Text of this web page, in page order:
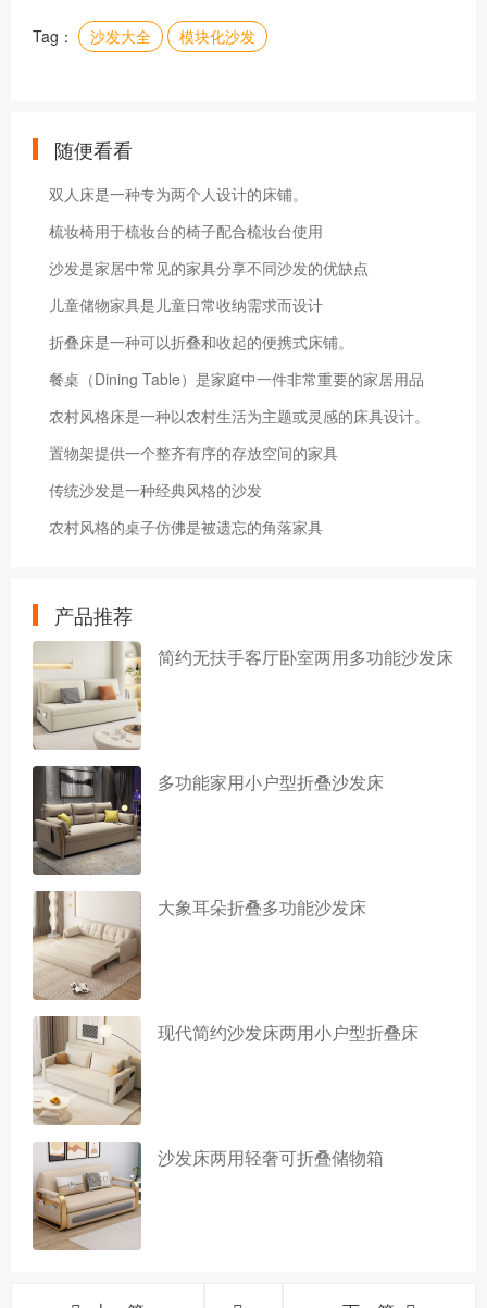
Tag： 沙发大全 模块化沙发
随便看看
双人床是一种专为两个人设计的床铺。
梳妆椅用于梳妆台的椅子配合梳妆台使用
沙发是家居中常见的家具分享不同沙发的优缺点
儿童储物家具是儿童日常收纳需求而设计
折叠床是一种可以折叠和收起的便携式床铺。
餐桌（Dining Table）是家庭中一件非常重要的家居用品
农村风格床是一种以农村生活为主题或灵感的床具设计。
置物架提供一个整齐有序的存放空间的家具
传统沙发是一种经典风格的沙发
农村风格的桌子仿佛是被遗忘的角落家具
产品推荐
简约无扶手客厅卧室两用多功能沙发床
多功能家用小户型折叠沙发床
大象耳朵折叠多功能沙发床
现代简约沙发床两用小户型折叠床
沙发床两用轻奢可折叠储物箱